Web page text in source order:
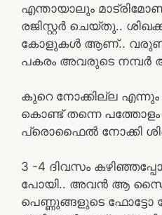
എന്തായാലും
രജിസ്റ്റർ ചെയ്തു..
കോളുകൾ ആണ്.. വരുൺ
പകരം അവരുടെ
കുറെ നോക്കില്ല
കൊണ്ട് തന്നെ പത്തോളം
പ്രൊഫൈൽ നോക്കി ശിഖ
3 -4 ദിവസം
പോയി.. അവൻ ആ
പെണ്ണുങ്ങളുടെ ഫോട്ടോ